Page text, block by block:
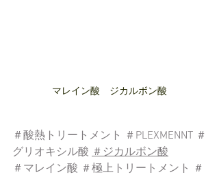
マレイン酸　ジカルボン酸
＃酸熱トリートメント ＃PLEXMENNT ＃
グリオキシル酸 ＃ジカルボン酸
＃マレイン酸 ＃極上トリートメント ＃